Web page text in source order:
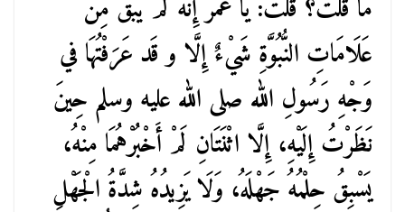
مَا قُلْتَ؟ قُلْتُ: يا عُمَرُ إِنَّهُ لَمْ يَبْقَ مِنْ
عَلَامَاتِ النُّبُوَّةِ شَيْءٌ إِلَّا و قَد عَرَفْتُهَا في
وَجْهِ رَسُولِ الله صلى الله عليه وسلم حِينَ
نَظَرْتُ إِلَيْهِ، إِلَّا اثْنَتَانِ لَمْ أَخْبُرْهُمَا مِنْهُ،
يَسْبِقُ حِلْمُهُ جَهْلَهُ، وَلَا يَزِيدُهُ شِدَّةُ الْجَهْلِ